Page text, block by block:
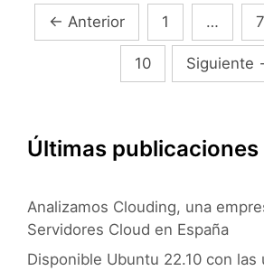
Navegación
← Anterior 1 … 7
10 Siguiente
Últimas publicaciones
Analizamos Clouding, una
Servidores Cloud en España
Disponible Ubuntu 22.10 con las